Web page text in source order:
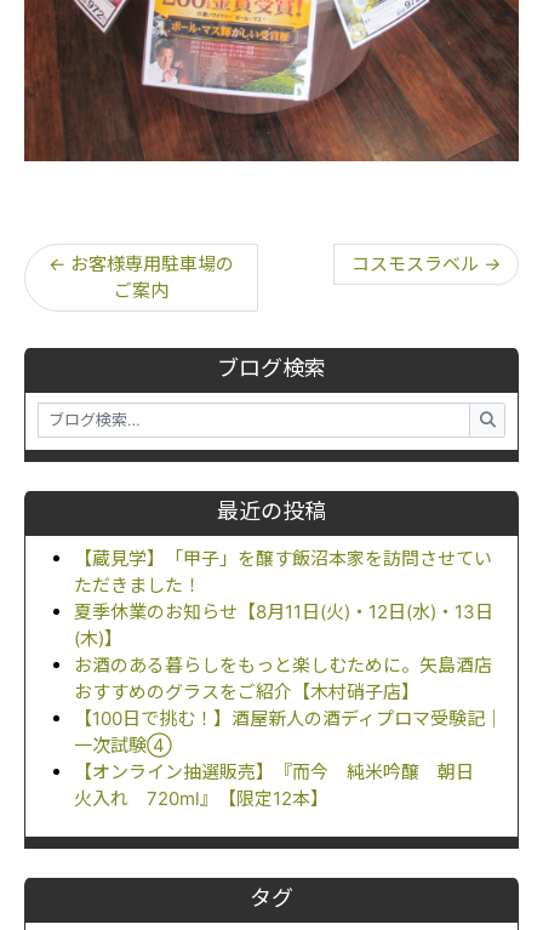
ブログ検索
最近の投稿
【蔵見学】「甲子」を醸す飯沼本家を訪問させてい
ただきました！
夏季休業のお知らせ【8月11日(火)・12日(水)・13日
(木)】
お酒のある暮らしをもっと楽しむために。矢島酒店
おすすめのグラスをご紹介【木村硝子店】
【100日で挑む！】酒屋新人の酒ディプロマ受験記｜
一次試験④
【オンライン抽選販売】『而今 純米吟醸 朝日
火入れ 720ml』【限定12本】
タグ
← お客様専用駐車場の
ご案内
コスモスラベル →